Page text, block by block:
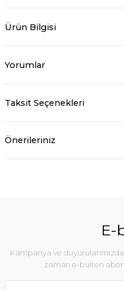
Ürün Bilgisi
Yorumlar
Taksit Seçenekleri
Önerileriniz
E-
Kampanya ve
zaman e-bülten